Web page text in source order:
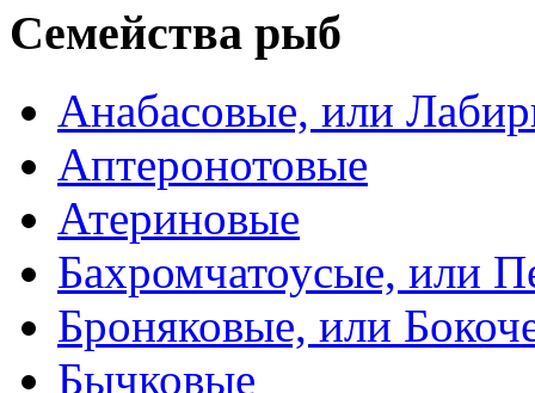
Семейства рыб
Анабасовые, или
Аптеронотовые
Атериновые
Бахромчатоусые, или
Броняковые, или
Бычковые